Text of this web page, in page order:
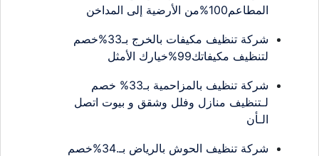
المطاعم100%من الأرضية إلى المداخن
شركة تنظيف مكيفات بالخرج بـ33%خصم
لتنظيف مكيفاتك99%خيارك الأمثل
شركة تنظيف بالمزاحمية بـ33% خصم
لـتنظيف منازل وفلل وشقق و بيوت اتصل
الـأن
شركة تنظيف الحوش بالرياض بـ.34%خصم